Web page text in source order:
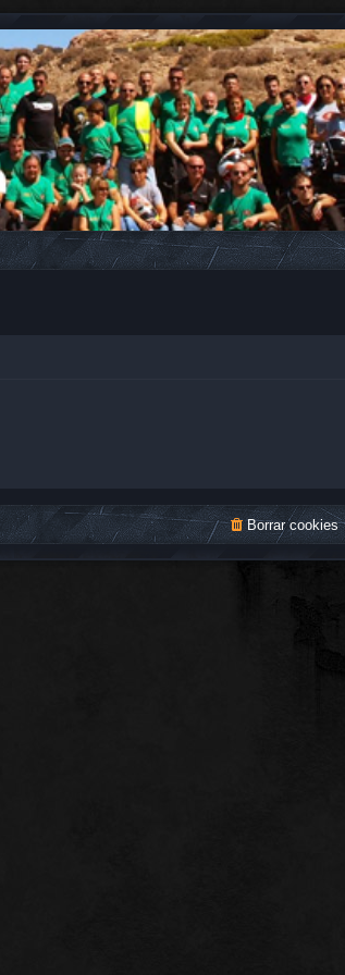
Borrar cookies